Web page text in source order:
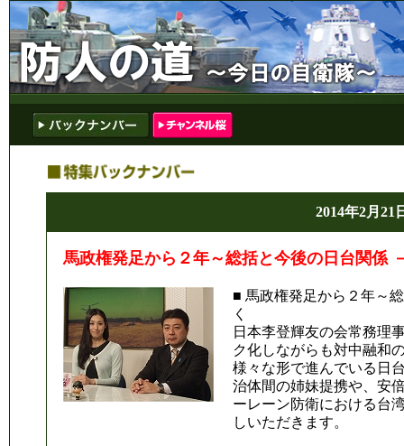
2014年2月21
馬政権発足から２年～総括と今後の日台関係
■ 馬政権発足から２年～
く
日本李登輝友の会常務理
ク化しながらも対中融和
様々な形で進んでいる日
治体間の姉妹提携や、安
ーレーン防衛における台
しいただきます。